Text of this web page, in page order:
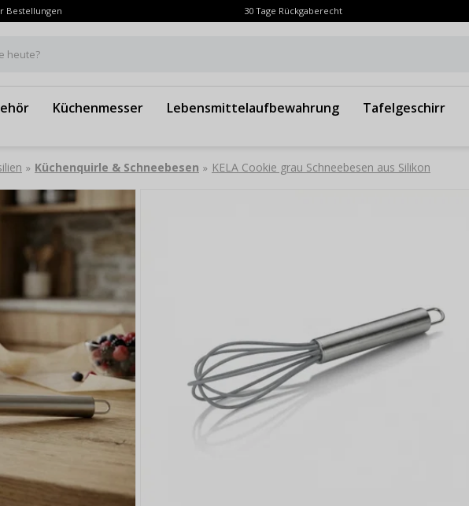
Bestellungen 30 Tage Rückgaberecht
heute?
Küchenmesser Lebensmittelaufbewahrung Tafelgeschirr
» Küchenquirle & Schneebesen » KELA Cookie grau Schneebesen aus Silikon